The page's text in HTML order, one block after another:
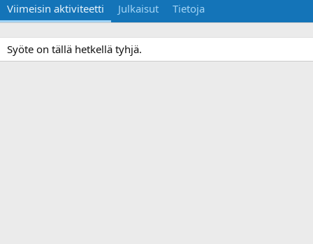
Viimeisin aktiviteetti Julkaisut Tietoja
Syöte on tällä hetkellä tyhjä.